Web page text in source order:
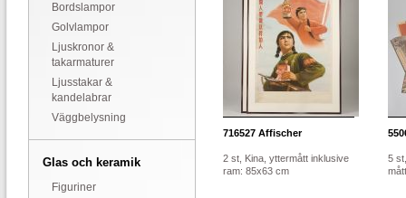
Bordslampor
Golvlampor
Ljuskronor &
takarmaturer
Ljusstakar &
kandelabrar
Väggbelysning
Glas och keramik
Figuriner
716527 Affischer
2 st, Kina, yttermått inklusive
ram: 85x63 cm
5